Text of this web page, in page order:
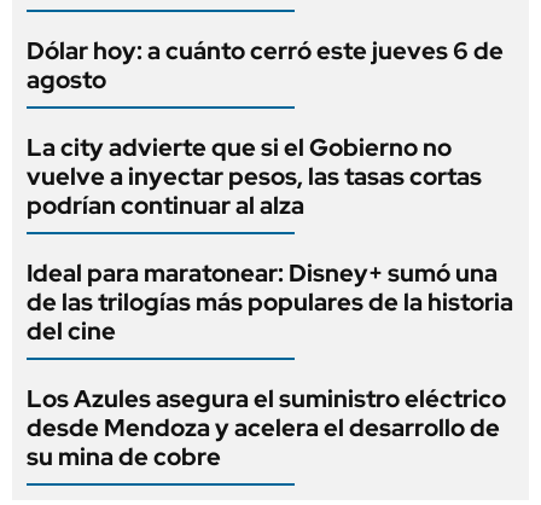
Dólar hoy: a cuánto cerró este jueves 6 de
agosto
La city advierte que si el Gobierno no
vuelve a inyectar pesos, las tasas cortas
podrían continuar al alza
Ideal para maratonear: Disney+ sumó una
de las trilogías más populares de la historia
del cine
Los Azules asegura el suministro eléctrico
desde Mendoza y acelera el desarrollo de
su mina de cobre